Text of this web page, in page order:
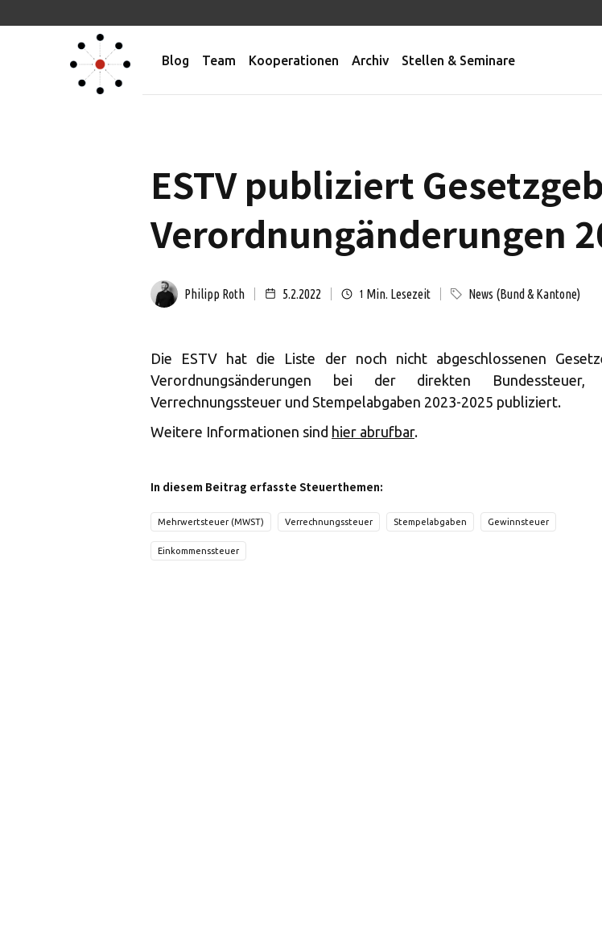
Blog Team Kooperationen Archiv Stellen & Seminare
ESTV publiziert
Verordnungänderungen
Philipp Roth 5.2.2022 1 Min. Lesezeit News (Bund & Kantone)
Die ESTV hat die Liste der noch nicht abgeschlossenen
Verordnungsänderungen bei der direkten Bundessteuer,
Verrechnungssteuer und Stempelabgaben 2023-2025 publiziert.
Weitere Informationen sind hier abrufbar.
In diesem Beitrag erfasste Steuerthemen:
Mehrwertsteuer (MWST) Verrechnungssteuer Stempelabgaben Gewinnsteuer
Einkommenssteuer